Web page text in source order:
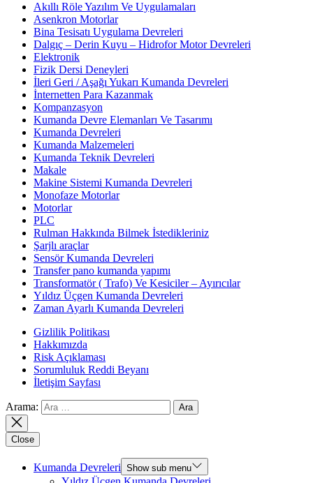
Akıllı Röle Yazılım Ve Uygulamaları
Asenkron Motorlar
Bina Tesisatı Uygulama Devreleri
Dalgıç – Derin Kuyu – Hidrofor Motor Devreleri
Elektronik
Fizik Dersi Deneyleri
İleri Geri / Aşağı Yukarı Kumanda Devreleri
İnternetten Para Kazanmak
Kompanzasyon
Kumanda Devre Elemanları Ve Tasarımı
Kumanda Devreleri
Kumanda Malzemeleri
Kumanda Teknik Devreleri
Makale
Makine Sistemi Kumanda Devreleri
Monofaze Motorlar
Motorlar
PLC
Rulman Hakkında Bilmek İstedikleriniz
Şarjlı araçlar
Sensör Kumanda Devreleri
Transfer pano kumanda yapımı
Transformatör ( Trafo) Ve Kesiciler – Ayırıcılar
Yıldız Üçgen Kumanda Devreleri
Zaman Ayarlı Kumanda Devreleri
Gizlilik Politikası
Hakkımızda
Risk Açıklaması
Sorumluluk Reddi Beyanı
İletişim Sayfası
Arama:
Close
Kumanda Devreleri Show sub menu